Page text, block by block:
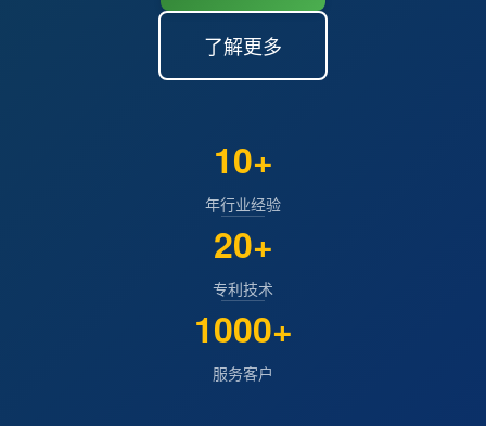
了解更多
10+
年行业经验
20+
专利技术
1000+
服务客户